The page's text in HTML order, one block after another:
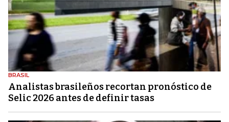
BRASIL
Analistas brasileños recortan pronóstico de
Selic 2026 antes de definir tasas